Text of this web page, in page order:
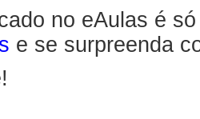
no eAulas é
e se surpreenda